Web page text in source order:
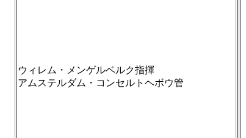
ウィレム・メンゲルベルク指揮
アムステルダム・コンセルトヘボウ管